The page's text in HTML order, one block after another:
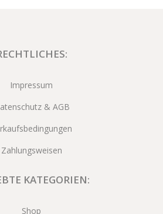
Impressum
& AGB
Zahlungsweisen
KATEGORIEN:
Shop